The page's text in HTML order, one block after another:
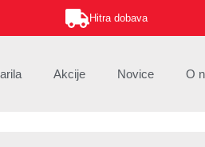
Hitra dobava
Akcije Novice O